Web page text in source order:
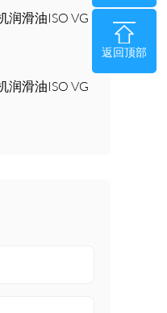
润滑油ISO VG
润滑油ISO VG
返回顶部